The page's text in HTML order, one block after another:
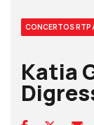
CONCERTOS RTP
Katia